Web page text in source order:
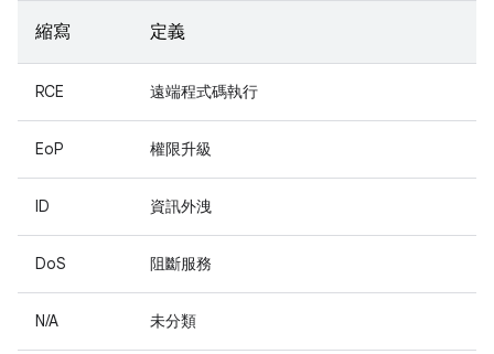
縮寫 定義
RCE 遠端程式碼執行
EoP 權限升級
ID 資訊外洩
DoS 阻斷服務
N/A 未分類